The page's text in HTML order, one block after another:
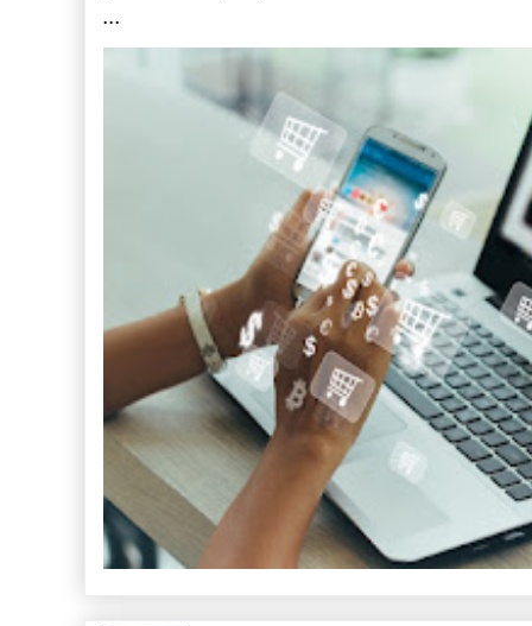
...